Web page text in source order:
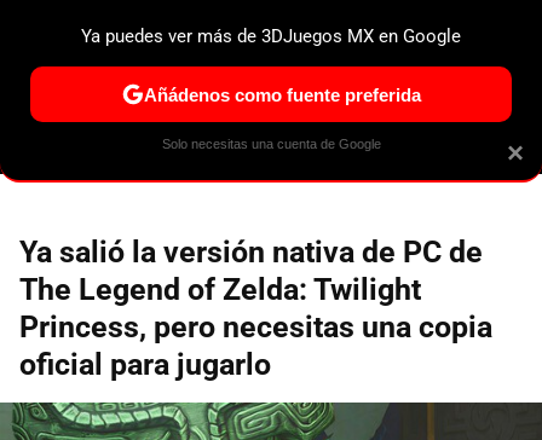
ESPECIALES PS5 NINTENDO SWITCH 2 XBOX
Ya salió la versión nativa de PC de
The Legend of Zelda: Twilight
Princess, pero necesitas una copia
oficial para jugarlo
×
Ya puedes ver más de 3DJuegos MX en Google
Añádenos como fuente preferida
Solo necesitas una cuenta de Google